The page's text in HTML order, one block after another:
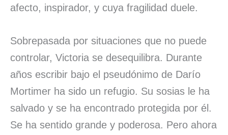
afecto, inspirador, y cuya fragilidad duele.
Sobrepasada por situaciones que no puede
controlar, Victoria se desequilibra. Durante
años escribir bajo el pseudónimo de Darío
Mortimer ha sido un refugio. Su sosias le ha
salvado y se ha encontrado protegida por él.
Se ha sentido grande y poderosa. Pero ahora